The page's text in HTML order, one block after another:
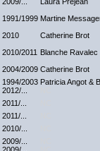
1991/1999 Martine
2010
Catherine Brot
2010/2011 Blanche Ravalec
2004/2009 Catherine Brot
1994/2003 Patricia Angot &
2012/...
2011/...
2011/...
2010/...
2009/...